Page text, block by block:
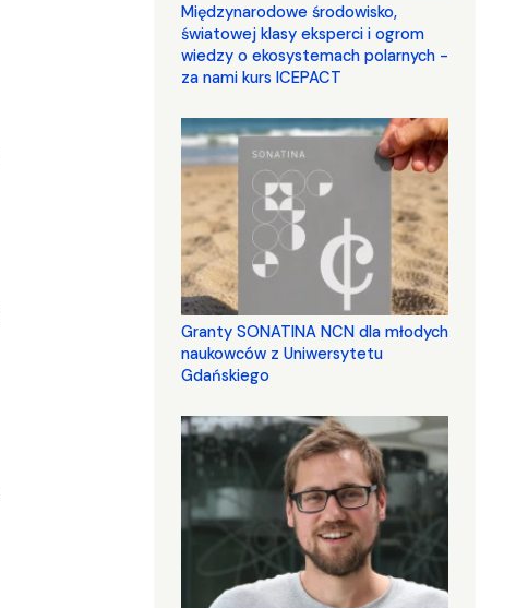
Międzynarodowe środowisko,
światowej klasy eksperci i ogrom
wiedzy o ekosystemach polarnych -
za nami kurs ICEPACT
Granty SONATINA NCN dla młodych
naukowców z Uniwersytetu
Gdańskiego